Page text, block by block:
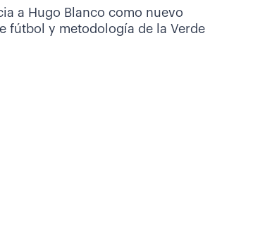
a Hugo Blanco como nuevo
fútbol y metodología de la Verde